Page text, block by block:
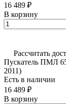
16 489 ₽
В корзину
Рассчитать
Пускатель ПМЛ
2011)
Есть в наличии
16 489 ₽
В корзину